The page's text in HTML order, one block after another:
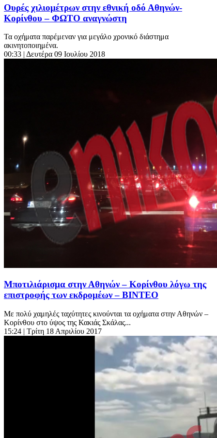
Ουρές χιλιομέτρων στην εθνική οδό Αθηνών-
Κορίνθου – ΦΩΤΟ αναγνώστη
Τα οχήματα παρέμεναν για μεγάλο χρονικό διάστημα
ακινητοποιημένα.
00:33 | Δευτέρα 09 Ιουλίου 2018
Μποτιλιάρισμα στην Αθηνών – Κορίνθου λόγω της
επιστροφής των εκδρομέων – ΒΙΝΤΕΟ
Με πολύ χαμηλές ταχύτητες κινούνται τα οχήματα στην Αθηνών –
Κορίνθου στο ύψος της Κακιάς Σκάλας...
15:24 | Τρίτη 18 Απριλίου 2017